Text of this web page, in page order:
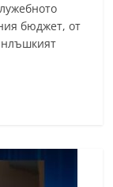
бюджет, от